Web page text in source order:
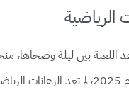
الرياضية